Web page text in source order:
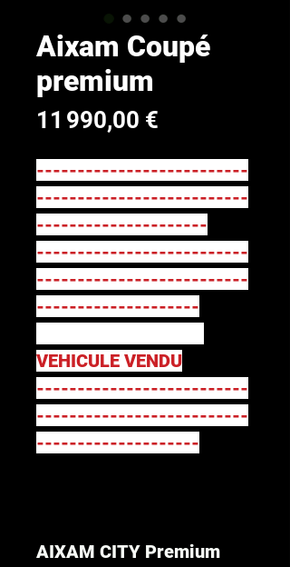
Aixam Coupé
premium
11 990,00 €
--------------------------
--------------------------
---------------------
--------------------------
--------------------------
--------------------
VEHICULE VENDU
--------------------------
--------------------------
--------------------
AIXAM CITY Premium